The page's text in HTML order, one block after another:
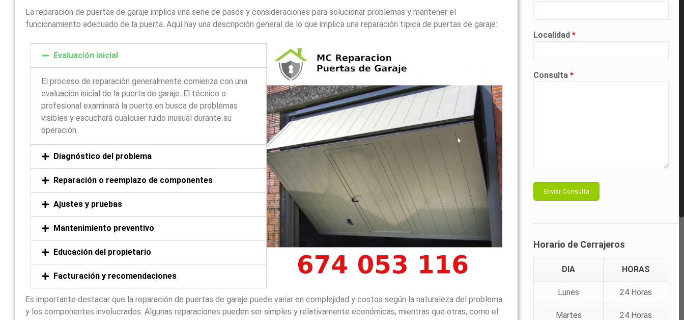
La reparación de puertas de garaje implica una serie de pasos y consideraciones para solucionar problemas y mantener el
funcionamiento adecuado de la puerta. Aquí hay una descripción general de lo que implica una reparación típica de puertas de garaje:
Evaluación inicial
El proceso de reparación generalmente comienza con una
evaluación inicial de la puerta de garaje. El técnico o
profesional examinará la puerta en busca de problemas
visibles y escuchará cualquier ruido inusual durante su
operación.
Diagnóstico del problema
Reparación o reemplazo de componentes
Ajustes y pruebas
Mantenimiento preventivo
Educación del propietario
Facturación y recomendaciones
Es importante destacar que la reparación de puertas de garaje puede variar en complejidad y costos según la naturaleza del problema
y los componentes involucrados. Algunas reparaciones pueden ser simples y relativamente económicas, mientras que otras, como el
Localidad*
Consulta*
Horario de Cerrajeros
DIA HORAS
Lunes 24 Horas
Martes 24 Horas